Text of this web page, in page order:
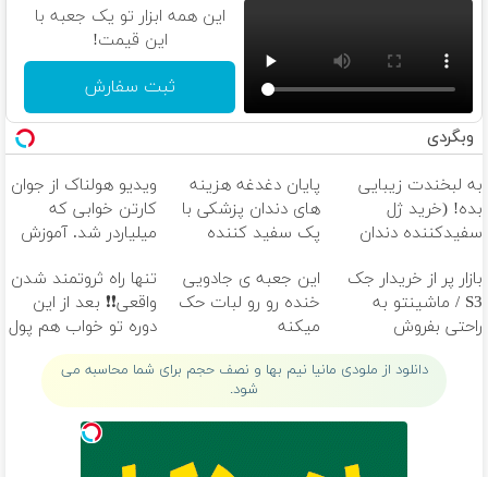
این همه ابزار تو یک جعبه با
این قیمت!
ثبت سفارش
وبگردی
به لبخندت زیبایی
بده! (خرید ژل
سفیدکننده دندان
پایان دغدغه هزینه
های دندان پزشکی با
پک سفید کننده
ویدیو هولناک از جوان
کارتن خوابی که
میلیاردر شد. آموزش
بازار پر از خریدار جک
S3 / ماشینتو به
راحتی بفروش
این جعبه ی جادویی
خنده رو رو لبات حک
میکنه
خرید40%تخفیف
تنها راه ثروتمند شدن
واقعی❗❗ بعد از این
دوره تو خواب هم پول
در بیار😍
دانلود از ملودی مانیا نیم بها و نصف حجم برای شما محاسبه می
شود.